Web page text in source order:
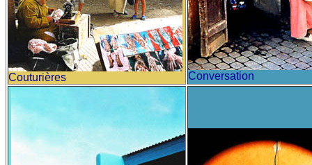
Couturières Conversation